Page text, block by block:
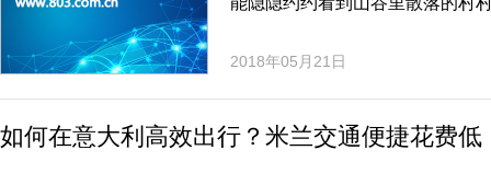
2018年05月21日
如何在意大利高效出行？米兰交通便捷花费低